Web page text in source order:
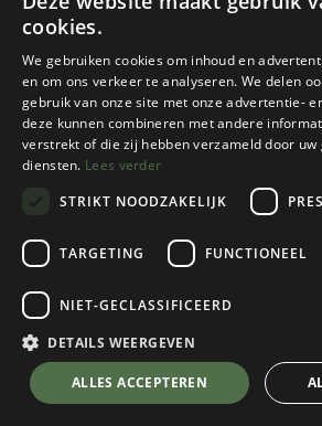
IGN
06 Queyras - Ubaye - Tour
1:60.000
€16,95
💬 Stel je vraag over dit
cookies.
We gebruiken cookies om inhoud en
en om ons verkeer te analyseren. We delen
gebruik van onze site met onze advertentie-
deze kunnen combineren met andere
verstrekt of die zij hebben verzameld door uw
diensten. Lees verder
STRIKT NOODZAKELIJK
TARGETING FUNCTIONEEL
NIET-GECLASSIFICEERD
DETAILS WEERGEVEN
ALLES ACCEPTEREN